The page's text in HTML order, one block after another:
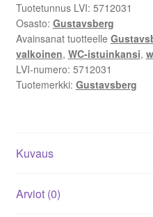
Tuotetunnus LVI: 5712031
Osasto: Gustavsberg
Avainsanat tuotteelle
valkoinen, WC-istuinkansi,
LVI-numero: 5712031
Tuotemerkki: Gustavsberg
Kuvaus
Arviot (0)